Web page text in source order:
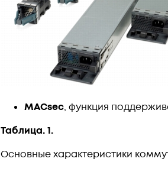
MACsec, функция
Таблица. 1.
Основные характеристики